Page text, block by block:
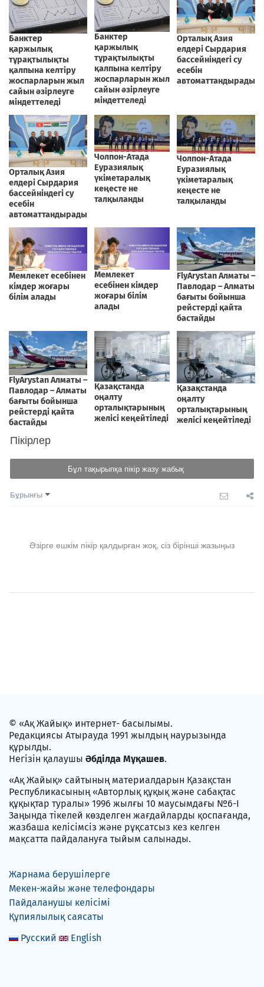
Пікірлер
Бұл тақырыпқа пікір жазу жабық
Бұрынғы
Әзірге ешкім пікір қалдырған жоқ, сіз бірінші жазыңыз
© «Ақ Жайық» интернет- басылымы.
Редакциясы Атырауда 1991 жылдың наурызында
құрылды.
Негізін қалаушы Әбділда Мұқашев.
«Ақ Жайық» сайтының материалдарын Қазақстан
Республикасының «Авторлық құқық және сабақтас
құқықтар туралы» 1996 жылғы 10 маусымдағы №6-I
Заңында тікелей көзделген жағдайларды қоспағанда,
жазбаша келісімсіз және рұқсатсыз кез келген
мақсатта пайдалануға тыйым салынады.
Жарнама берушілерге
Мекен-жайы және телефондары
Пайдаланушы келісімі
Құпиялылық саясаты
Русский
English